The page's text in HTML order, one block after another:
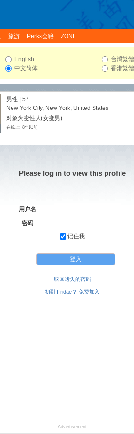
旅游 Perks会籍 ZONE:
English
中文简体
台灣繁體
香港繁體
男性 | 57
New York City, New York, United States
对象为变性人(女变男)
在线上: 8年以前
Please log in to view this profile
用户名
密码
记住我
取回遗失的密码
初到 Fridae？ 免费加入
Advertisement